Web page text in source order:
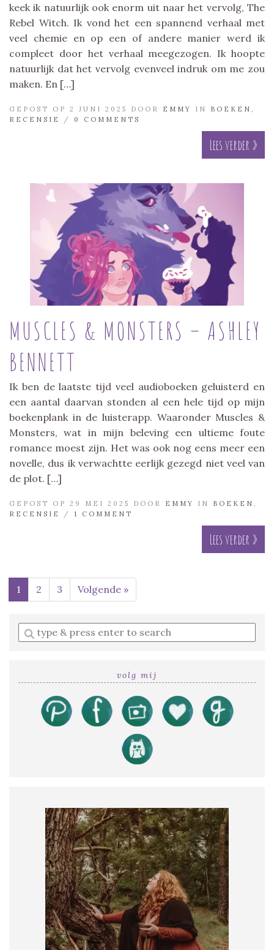
keek ik natuurlijk ook enorm uit naar het vervolg, The
Rebel Witch. Ik vond het een spannend verhaal met
veel chemie en op een of andere manier werd ik
compleet door het verhaal meegezogen. Ik hoopte
natuurlijk dat het vervolg evenveel indruk om me zou
maken. En […]
GEPOST OP 2 JUNI 2025 DOOR EMMY IN BOEKEN ,
RECENSIE
/ 0 COMMENTS
Lees verder »
MUSCLES & MONSTERS – ASHLEY
BENNETT
Ik ben de laatste tijd veel audioboeken geluisterd en
een aantal daarvan stonden al een hele tijd op mijn
boekenplank in de luisterapp. Waaronder Muscles &
Monsters, wat in mijn beleving een ultieme foute
romance moest zijn. Het was ook nog eens meer een
novelle, dus ik verwachtte eerlijk gezegd niet veel van
de plot. […]
GEPOST OP 29 MEI 2025 DOOR EMMY IN BOEKEN ,
RECENSIE
/ 1 COMMENT
Lees verder »
1 2 3 Volgende »
Enter
a
volg mij